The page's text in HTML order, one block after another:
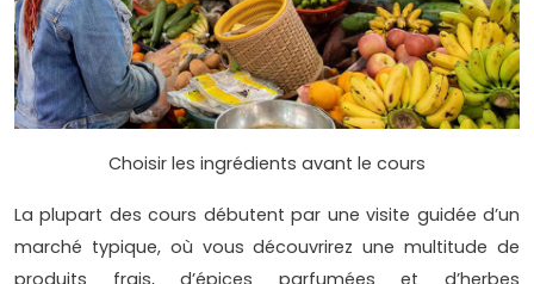
Choisir les ingrédients avant le cours
La plupart des cours débutent par une visite guidée d’un
marché typique, où vous découvrirez une multitude de
produits frais, d’épices parfumées et d’herbes